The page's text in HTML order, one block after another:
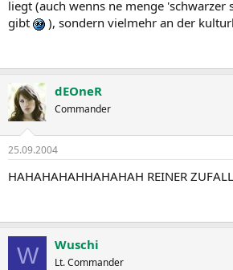
liegt (auch wenns ne menge 'schwarzer
gibt
), sondern vielmehr an der
dEOneR
Commander
25.09.2004
HAHAHAHAHHAHAHAH REINER
W Wuschi
Lt. Commander